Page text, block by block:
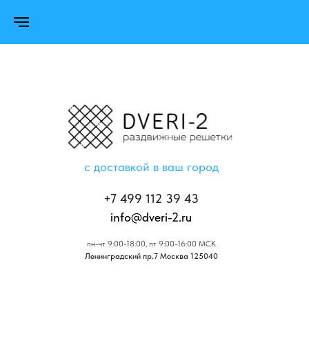
с доставкой в ваш город
+7 499 112 39 43
info@dveri-2.ru
пн-чт 9:00-18:00, пт 9:00-16:00 МСК
Ленинградский пр.7 Москва 125040